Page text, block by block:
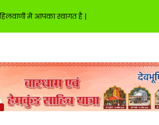
में आपका स्वागत है |